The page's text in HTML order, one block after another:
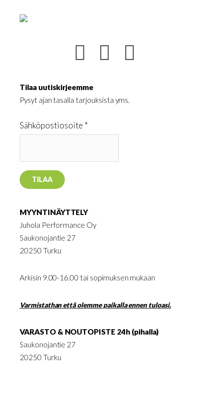
Tilaa uutiskirjeemme
Pysyt ajan tasalla tarjouksista yms.
Sähköpostiosoite *
MYYNTINÄYTTELY
Juhola Performance Oy
Saukonojantie 27
20250 Turku
Arkisin 9.00-16.00 tai sopimuksen mukaan
Varmistathan että olemme paikalla ennen tuloasi.
VARASTO & NOUTOPISTE 24h (pihalla)
Saukonojantie 27
20250 Turku